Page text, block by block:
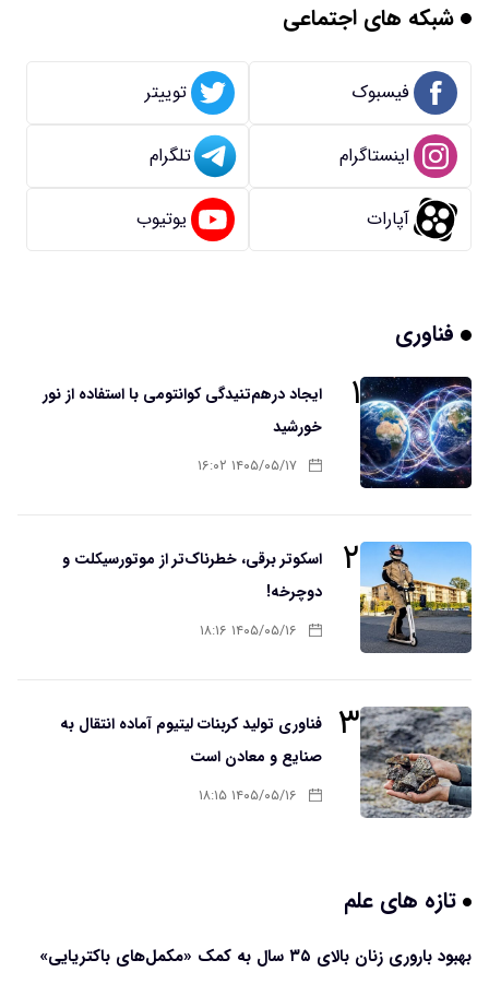
شبکه های اجتماعی
فیسبوک توییتر
اینستاگرام تلگرام
آپارات یوتیوب
فناوری
۱
ایجاد درهم‌تنیدگی کوانتومی با استفاده از نور
خورشید
۱۴۰۵/۰۵/۱۷ ۱۶:۰۲
۲
اسکوتر برقی، خطرناک‌تر از موتورسیکلت و
دوچرخه!
۱۴۰۵/۰۵/۱۶ ۱۸:۱۶
۳
فناوری تولید کربنات لیتیوم آماده انتقال به
صنایع و معادن است
۱۴۰۵/۰۵/۱۶ ۱۸:۱۵
تازه های علم
بهبود باروری زنان بالای ۳۵ سال به کمک «مکمل‌های باکتریایی»